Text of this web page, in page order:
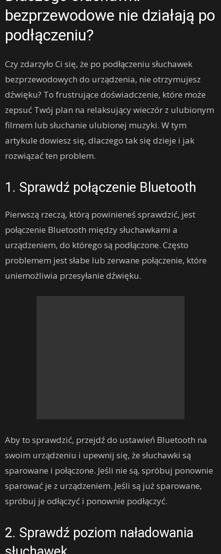
bezprzewodowe nie działają po
podłączeniu?
Czy zdarzyło Ci się, że po podłączeniu słuchawek
bezprzewodowych do urządzenia, nie otrzymujesz
dźwięku? To frustrujące doświadczenie, które może
zepsuć Twój plan na relaksujący wieczór z ulubionym
filmem lub słuchanie ulubionej muzyki. W tym
artykule dowiesz się, dlaczego tak się dzieje i jak
rozwiązać ten problem.
1. Sprawdź połączenie Bluetooth
Pierwszą rzeczą, którą powinieneś sprawdzić, jest
połączenie Bluetooth między słuchawkami a
urządzeniem, do którego są podłączone. Często
problemem jest słabe lub zerwane połączenie, które
uniemożliwia przesyłanie dźwięku.
Aby to sprawdzić, przejdź do ustawień Bluetooth na
swoim urządzeniu i upewnij się, że słuchawki są
sparowane i połączone. Jeśli nie są, spróbuj ponownie
sparować je z urządzeniem. Jeśli są już sparowane,
spróbuj je odłączyć i ponownie podłączyć.
2. Sprawdź poziom naładowania